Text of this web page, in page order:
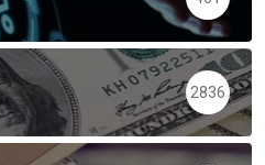
2836